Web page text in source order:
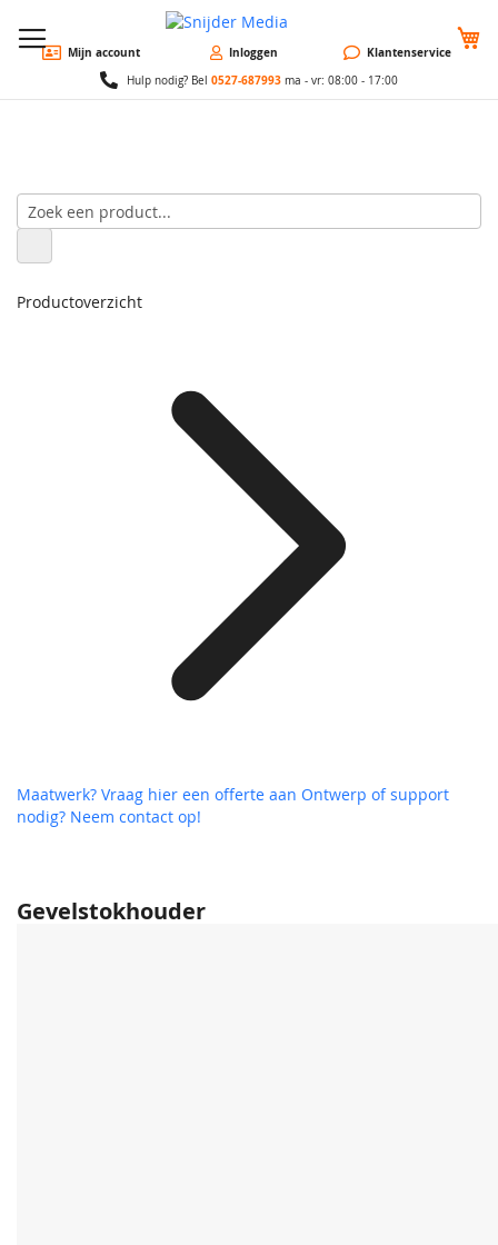
Mijn account Inloggen Klantenservice
Hulp nodig? Bel 0527-687993 ma - vr: 08:00 - 17:00
Gevelstokhouder
Productoverzicht
Maatwerk? Vraag hier een offerte aan Ontwerp of support
nodig? Neem contact op!